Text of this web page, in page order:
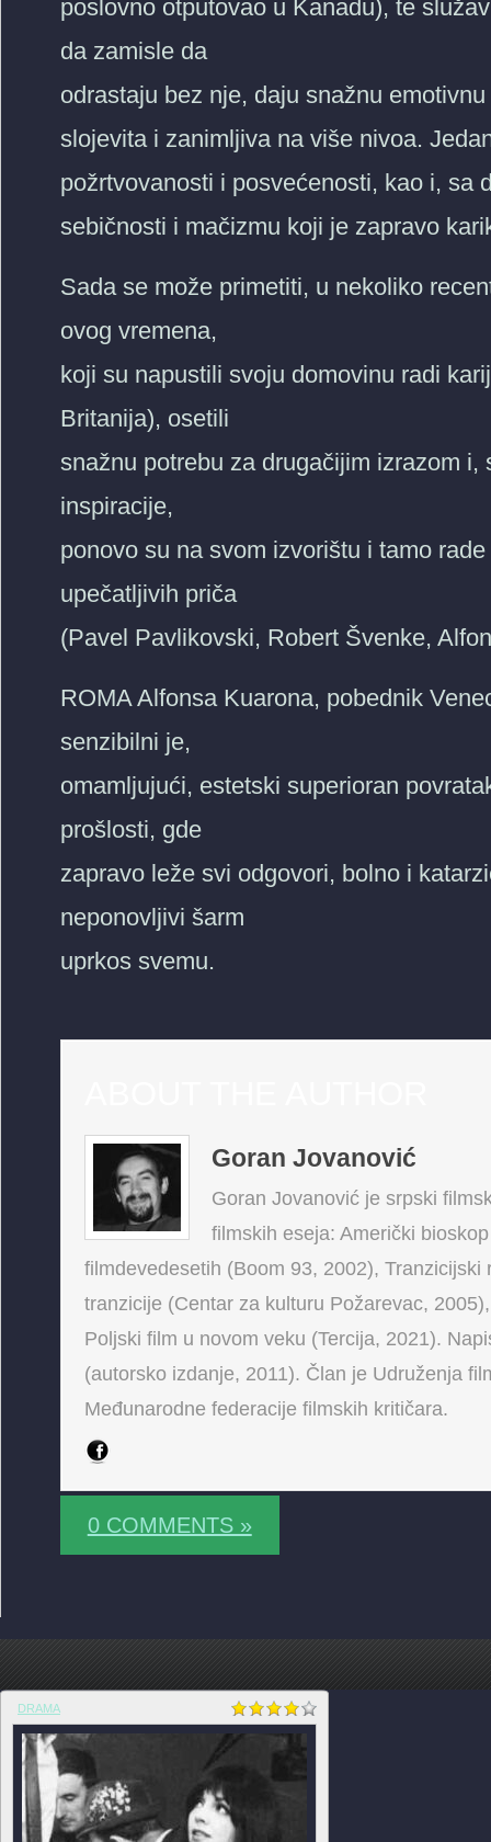
poslovno otputovao u Kanadu), te
da zamisle da
odrastaju bez nje, daju snažnu
slojevita i zanimljiva na više nivoa.
požrtvovanosti i posvećenosti, kao i, sa
sebičnosti i mačizmu koji je zapravo
Sada se može primetiti, u nekoliko
ovog vremena,
koji su napustili svoju domovinu radi
Britanija), osetili
snažnu potrebu za drugačijim izrazom
inspiracije,
ponovo su na svom izvorištu i tamo
upečatljivih priča
(Pavel Pavlikovski, Robert Švenke,
ROMA Alfonsa Kuarona, pobednik
senzibilni je,
omamljujući, estetski superioran
prošlosti, gde
zapravo leže svi odgovori, bolno i
neponovljivi šarm
uprkos svemu.
Goran Jovanović
Goran Jovanović je srpski
filmskih eseja: Američki
filmdevedesetih (Boom 93, 2002),
tranzicije (Centar za kulturu Požarevac,
Poljski film u novom veku (Tercija, 2021).
(autorsko izdanje, 2011). Član je Udruženja
Međunarodne federacije filmskih kritičara.
0 COMMENTS »
DRAMA